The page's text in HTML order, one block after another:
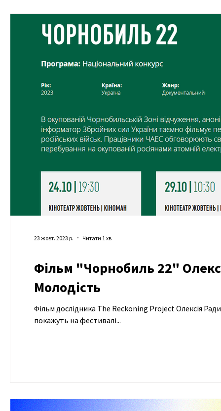
Фільм "Чорнобиль 22"
Молодість
Фільм дослідника The Reckoning Project Олексія Радинського "Чорнобиль 22" в рамках програми "Національний конкурс"
покажуть на фестивалі...
23 жовт. 2023 р. Читати 1 хв